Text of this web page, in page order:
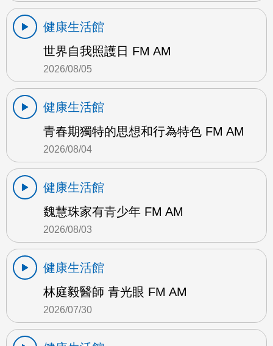
健康生活館
世界自我照護日 FM AM
2026/08/05
健康生活館
青春期獨特的思想和行為特色 FM AM
2026/08/04
健康生活館
魏慧珠家有青少年 FM AM
2026/08/03
健康生活館
林庭毅醫師 青光眼 FM AM
2026/07/30